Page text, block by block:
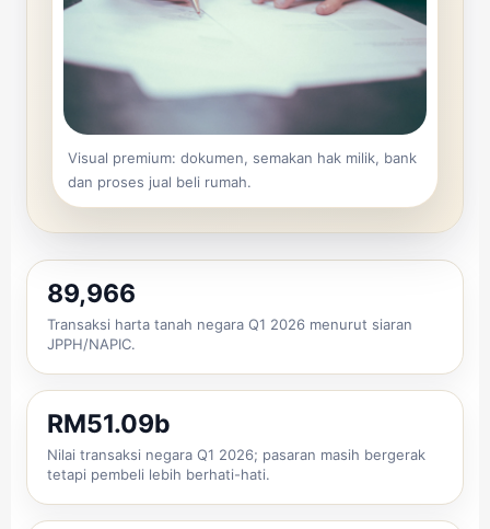
Visual premium: dokumen, semakan hak milik, bank
dan proses jual beli rumah.
89,966
Transaksi harta tanah negara Q1 2026 menurut siaran
JPPH/NAPIC.
RM51.09b
Nilai transaksi negara Q1 2026; pasaran masih bergerak
tetapi pembeli lebih berhati-hati.